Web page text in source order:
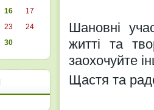
Шановні
житті та
заохочуйте
Щастя та
16
17
23
24
30